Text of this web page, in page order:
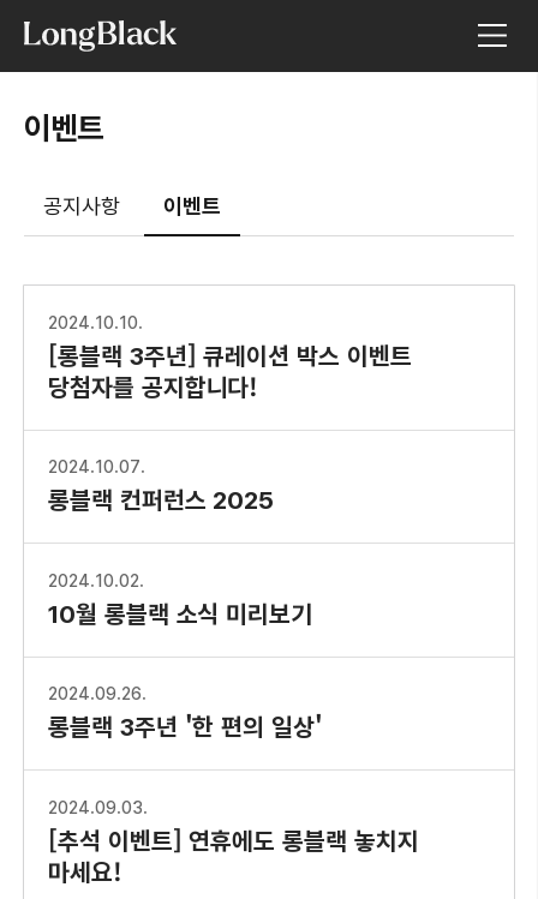
이벤트
공지사항 이벤트
2024.10.10.
[롱블랙 3주년] 큐레이션 박스 이벤트
당첨자를 공지합니다!
2024.10.07.
롱블랙 컨퍼런스 2025
2024.10.02.
10월 롱블랙 소식 미리보기
2024.09.26.
롱블랙 3주년 '한 편의 일상'
2024.09.03.
[추석 이벤트] 연휴에도 롱블랙 놓치지
마세요!